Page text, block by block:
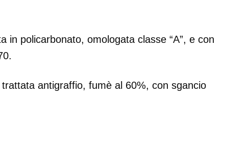
policarbonato, omologata classe “A”, e con
antigraffio, fumè al 60%, con sgancio